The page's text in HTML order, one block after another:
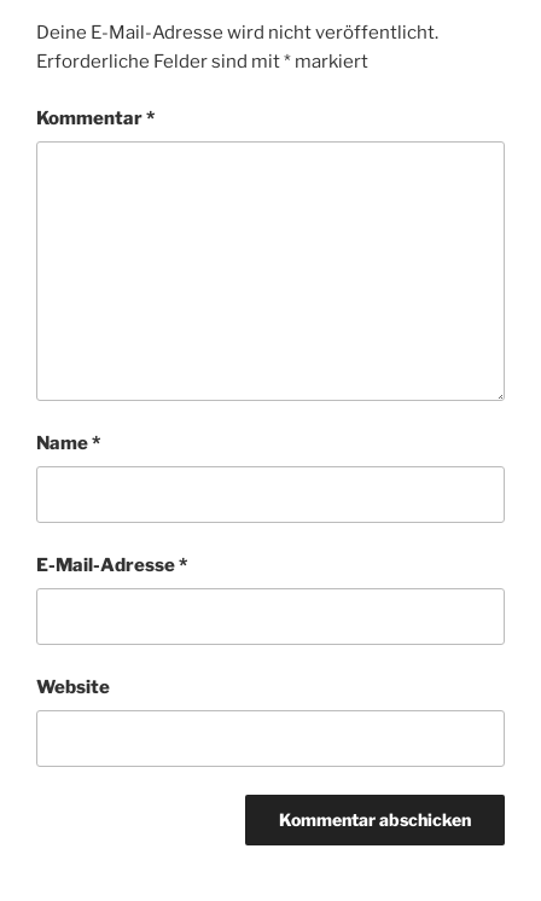
Deine E-Mail-Adresse wird nicht veröffentlicht.
Erforderliche Felder sind mit* markiert
Kommentar*
Name*
E-Mail-Adresse*
Website